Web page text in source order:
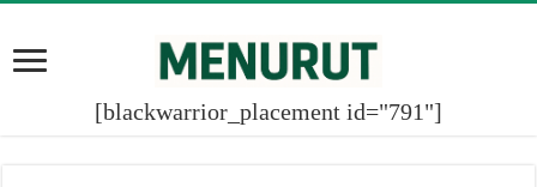
[blackwarrior_placement id="791"]